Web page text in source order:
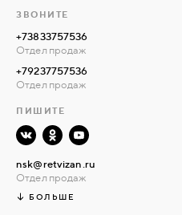
ЗВОНИТЕ
+73833757536
Отдел продаж
+79237757536
Отдел продаж
ПИШИТЕ
nsk@retvizan.ru
Отдел продаж
БОЛЬШЕ